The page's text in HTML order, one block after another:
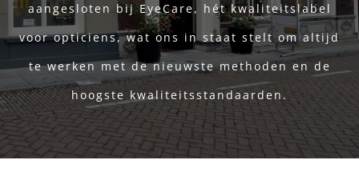
aangesloten bij EyeCare, hét kwaliteitslabel
voor opticiens, wat ons in staat stelt om altijd
te werken met de nieuwste methoden en de
hoogste kwaliteitsstandaarden.